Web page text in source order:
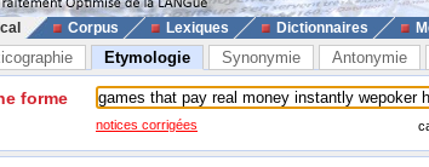
Corpus Lexiques Dictionnaires
Etymologie Synonymie Antonymie
forme
notices corrigées